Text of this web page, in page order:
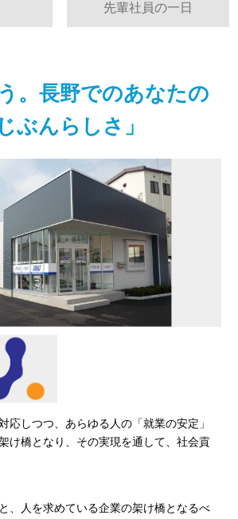
先輩社員の一日
。長野でのあなたの
じぶんらしさ」
応しつつ、あらゆる人の「就業の安定」
け橋となり、その実現を通して、社会貢
、人を求めている企業の架け橋となるべ